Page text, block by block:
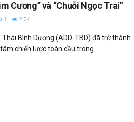
Cương” và “Chuỗi Ngọc Trai”
1 2.2K
Thái Bình Dương (ADD-TBD) đã trở thành
chiến lược toàn cầu trong ...